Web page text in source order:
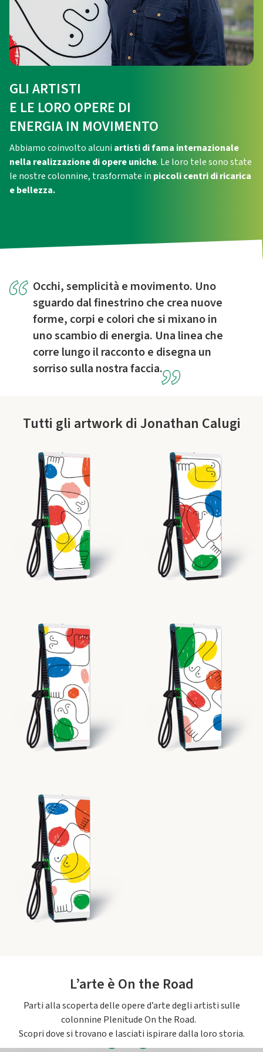
GLI ARTISTI
E LE LORO OPERE DI
ENERGIA IN MOVIMENTO
Abbiamo coinvolto alcuniartisti di fama internazionale
nella realizzazione di opere uniche. Le loro tele sono state
le nostre colonnine, trasformate in piccoli centri di ricarica
e bellezza.
Occhi, semplicità e movimento. Uno
sguardo dal finestrino che crea nuove
forme, corpi e colori che si mixano in
uno scambio di energia. Una linea che
corre lungo il racconto e disegna un
sorriso sulla nostra faccia.
Tutti gli artwork di Jonathan Calugi
L’arte è On the Road
Parti alla scoperta delle opere d’arte degli artisti sulle
colonnine Plenitude On the Road.
Scopri dove si trovano e lasciati ispirare dalla loro storia.